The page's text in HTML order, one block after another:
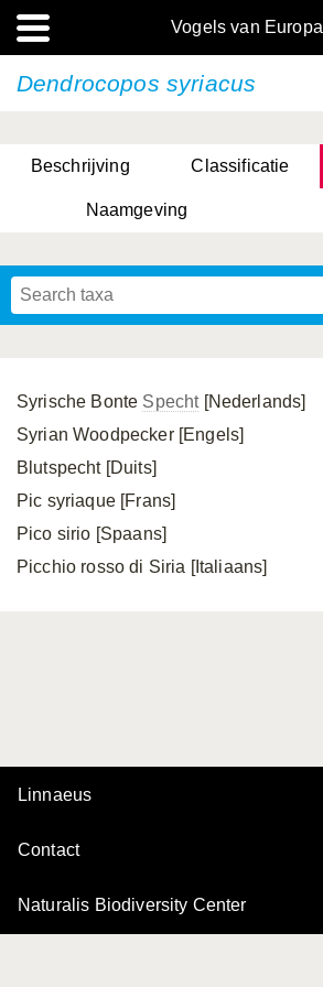
Vogels van Europa
Dendrocopos syriacus
Beschrijving Classificatie
Naamgeving
Syrische Bonte Specht[Nederlands]
Syrian Woodpecker [Engels]
Blutspecht [Duits]
Pic syriaque [Frans]
Pico sirio [Spaans]
Picchio rosso di Siria [Italiaans]
Linnaeus
Contact
Naturalis Biodiversity Center